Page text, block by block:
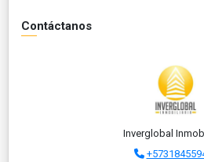
Contáctanos
Inverglobal